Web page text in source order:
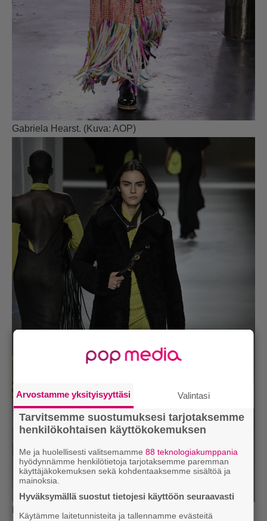
Gabriela Hearst. (Kuva: AOP)
Bottega Venetan näytöksessä nähtiin ennätyspaljon
Arvostamme yksityisyyttäsi Valintasi
Tarvitsemme suostumuksesi tarjotaksemme
henkilökohtaisen käyttökokemuksen
Me ja huolellisesti valitsemamme88 teknologiakumppania
hyödynnämme henkilötietoja tarjotaksemme paremman
käyttäjäkokemuksen sekä kohdentaaksemme sisältöä ja
mainoksia.
Hyväksymällä suostut tietojesi käyttöön seuraavasti
Käytämme laitetunnisteita ja tallennamme evästeitä